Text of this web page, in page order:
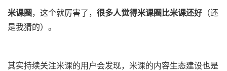
米课圈 ，这个就厉害了， 很多人觉得米课圈比米课还好 （还
是我猜的）。
其实持续关注米课的用户会发现，米课的内容生态建设也是